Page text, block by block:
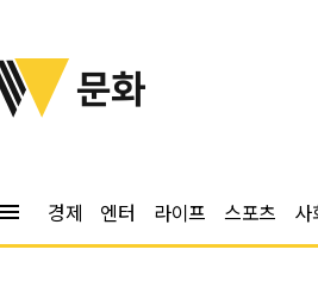
트리
문화
경제 엔터 라이프 스포츠 사